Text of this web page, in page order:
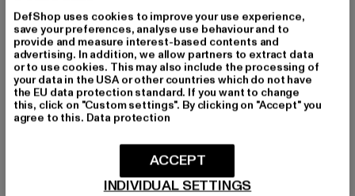
Hersteller Farbe: black
Materialzusammensetzung: 100% Baumwolle
Art.Nr: M43119-00007
Hersteller: ALPHA EUROPE DISTRIBUTION |
info@sixthjune.com
60 rue Francis de Pressensé | 93200 Saint-Denis | FR
GRÖSSE & PASSFORM
DefShop uses cookies to improve your use experience,
save your preferences, analyse use behaviour and to
provide and measure interest-based contents and
advertising. In addition, we allow partners to extract data
or to use cookies. This may also include the processing of
your data in the USA or other countries which do not have
the EU data protection standard. If you want to change
this, click on "Custom settings". By clicking on "Accept" you
agree to this. Data protection
INDIVIDUAL SETTINGS
ACCEPT